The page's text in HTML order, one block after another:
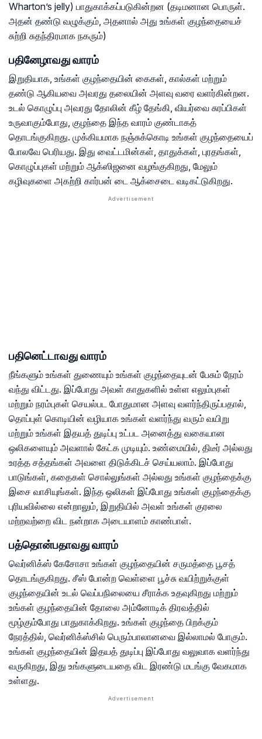
Wharton’s jelly) பாதுகாக்கப்படுகின்றன (தடிமனான பொருள்.
அதன் தண்டு வழுக்கும், அதனால் அது உங்கள் குழந்தையைச்
சுற்றி சுதந்திரமாக நகரும்)
பதினேழாவது வாரம்
இறுதியாக, உங்கள் குழந்தையின் கைகள், கால்கள் மற்றும்
தண்டு ஆகியவை அவரது தலையின் அளவு வரை வளர்கின்றன.
உடல் கொழுப்பு அவரது தோலின் கீழ் தேங்கி, வியர்வை சுரப்பிகள்
உருவாகும்போது, ​​குழந்தை இந்த வாரம் குண்டாகத்
தொடங்குகிறது. முக்கியமாக நஞ்சுக்கொடி உங்கள் குழந்தையைப்
போலவே பெரியது. இது வைட்டமின்கள், தாதுக்கள், புரதங்கள்,
கொழுப்புகள் மற்றும் ஆக்ஸிஜனை வழங்குகிறது, மேலும்
கழிவுகளை அகற்றி கார்பன் டை ஆக்சைடை வடிகட்டுகிறது.
பதினெட்டாவது வாரம்
நீங்களும் உங்கள் துணையும் உங்கள் குழந்தையுடன் பேசும் நேரம்
வந்து விட்டது. இப்போது அவள் காதுகளில் உள்ள எலும்புகள்
மற்றும் நரம்புகள் செயல்பட போதுமான அளவு வளர்ந்திருப்பதால்,
தொப்புள் கொடியின் வழியாக உங்கள் வளர்ந்து வரும் வயிறு
மற்றும் உங்கள் இதயத் துடிப்பு உட்பட அனைத்து வகையான
ஒலிகளையும் அவளால் கேட்க முடியும். உண்மையில், திடீர் அல்லது
உரத்த சத்தங்கள் அவளை திடுக்கிடச் செய்யலாம். இப்போது
பாடுங்கள், கதைகள் சொல்லுங்கள் அல்லது உங்கள் குழந்தைக்கு
இசை வாசியுங்கள். இந்த ஒலிகள் இப்போது உங்கள் குழந்தைக்கு
புரியவில்லை என்றாலும், இறுதியில் அவள் உங்கள் குரலை
மற்றவற்றை விட நன்றாக அடையாளம் காண்பாள்.
பத்தொன்பதாவது வாரம்
வெர்னிக்ஸ் கேசோசா உங்கள் குழந்தையின் சருமத்தை பூசத்
தொடங்குகிறது. சீஸ் போன்ற வெள்ளை பூச்சு வயிற்றுக்குள்
குழந்தையின் உடல் வெப்பநிலையை சீராக்க உதவுகிறது மற்றும்
உங்கள் குழந்தையின் தோலை அம்னோடிக் திரவத்தில்
மூழ்கும்போது பாதுகாக்கிறது. உங்கள் குழந்தை பிறக்கும்
நேரத்தில், வெர்னிக்ஸ்சில் பெரும்பாலானவை இல்லாமல் போகும்.
உங்கள் குழந்தையின் இதயத் துடிப்பு இப்போது வலுவாக வளர்ந்து
வருகிறது, இது உங்களுடையதை விட இரண்டு மடங்கு வேகமாக
உள்ளது.